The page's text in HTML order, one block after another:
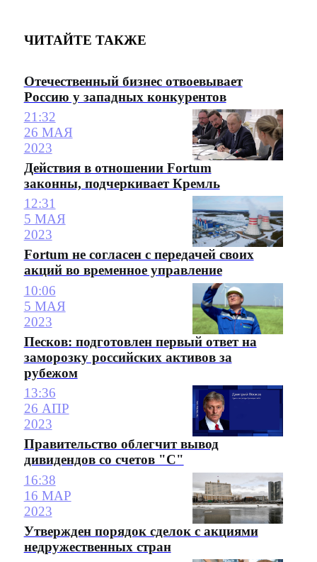
ЧИТАЙТЕ ТАКЖЕ
Отечественный бизнес отвоевывает
Россию у западных конкурентов
21:32
26 МАЯ
2023
Действия в отношении Fortum
законны, подчеркивает Кремль
12:31
5 МАЯ
2023
Fortum не согласен с передачей своих
акций во временное управление
10:06
5 МАЯ
2023
Песков: подготовлен первый ответ на
заморозку российских активов за
рубежом
13:36
26 АПР
2023
Правительство облегчит вывод
дивидендов со счетов "С"
16:38
16 МАР
2023
Утвержден порядок сделок с акциями
недружественных стран